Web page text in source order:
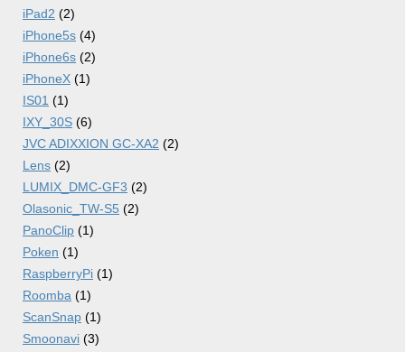
iPad2 (2)
iPhone5s (4)
iPhone6s (2)
iPhoneX (1)
IS01 (1)
IXY_30S (6)
JVC ADIXXION GC-XA2 (2)
Lens (2)
LUMIX_DMC-GF3 (2)
Olasonic_TW-S5 (2)
PanoClip (1)
Poken (1)
RaspberryPi (1)
Roomba (1)
ScanSnap (1)
Smoonavi (3)